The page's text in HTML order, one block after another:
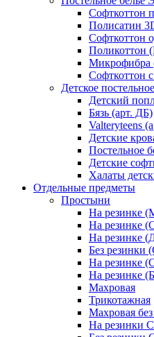
Софткоттон
Полисатин
Софткоттон
Поликоттон
Микрофибра
Софткоттон
Детское
Детский
Бязь (арт. ДБ)
Valteryteens
Детские
Постельное
Детские
Халаты
Отдельные предметы
Простыни
На резинке
На резинке
На резинке
Без резинки
На резинке
На резинке
Махровая
Трикотажная
Махровая
На резинки